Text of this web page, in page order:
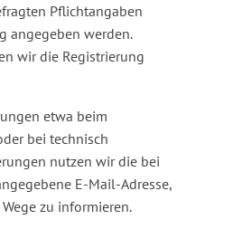
Pflichtangaben
angegeben werden.
wir die Registrierung
etwa beim
bei technisch
nutzen wir die bei
E-Mail-Adresse,
zu informieren.